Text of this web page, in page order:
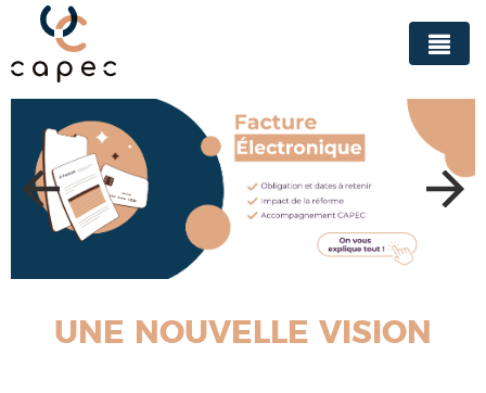
Panneau de gestion des cookies
UNE NOUVELLE VISION